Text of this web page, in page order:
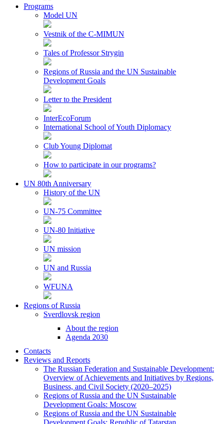
Programs
Model UN
Vestnik of the C-MIMUN
Tales of Professor Strygin
Regions of Russia and the UN Sustainable
Development Goals
Letter to the President
InterEcoForum
International School of Youth Diplomacy
Club Young Diplomat
How to participate in our programs?
UN 80th Anniversary
History of the UN
UN-75 Committee
UN-80 Initiative
UN mission
UN and Russia
WFUNA
Regions of Russia
Sverdlovsk region
About the region
Agenda 2030
Contacts
Reviews and Reports
The Russian Federation and Sustainable Development:
Overview of Achievements and Initiatives by Regions,
Business, and Civil Society (2020–2025)
Regions of Russia and the UN Sustainable
Development Goals: Moscow
Regions of Russia and the UN Sustainable
Development Goals: Republic of Tatarstan